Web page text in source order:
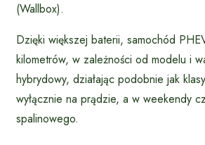
(Wallbox).
Dzięki większej baterii, samochód
kilometrów, w zależności od modelu i
hybrydowy, działając podobnie jak
wyłącznie na prądzie, a w weekendy
spalinowego.